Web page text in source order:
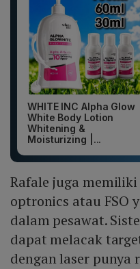
WHITE INC Alpha Glow
White Body Lotion
Whitening &
Moisturizing |...
Rafale juga
optronics atau FSO
dalam pesawat.
dapat melacak
dengan laser punya